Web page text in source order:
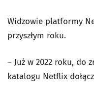
Widzowie platformy
przyszłym roku.
– Już w 2022 roku, do
katalogu Netflix